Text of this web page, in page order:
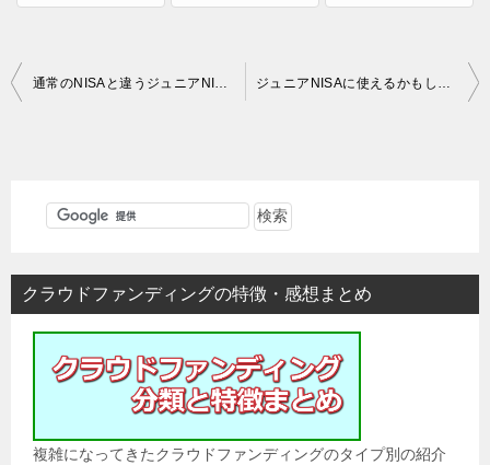
投
シ
通常のNISAと違うジュニアNISAの活用法、ジュニアNISAは使えるか？ ジュニアNISAに使えるかもしれない投資法！ダブルインバースETFを利用したヘッジ付き長期投資
クラウドファンディングの特徴・感想まとめ
複雑になってきたクラウドファンディングのタイプ別の紹介